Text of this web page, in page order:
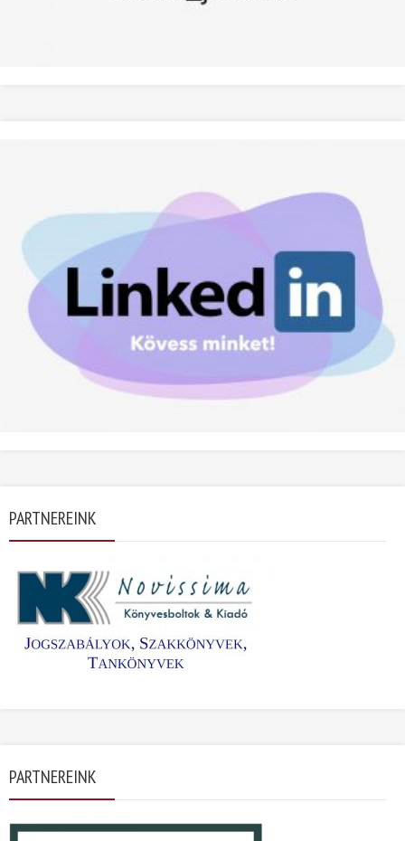
PARTNEREINK
PARTNEREINK